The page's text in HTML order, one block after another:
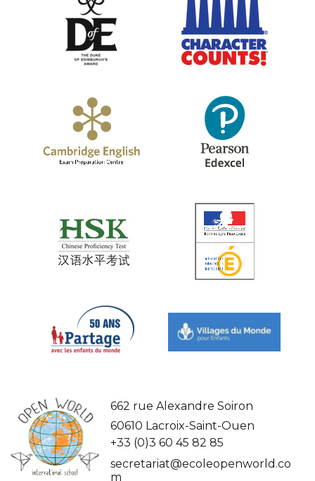
662 rue Alexandre Soiron
60610 Lacroix-Saint-Ouen
+33 (0)3 60 45 82 85
secretariat@ecoleopenworld.co
m